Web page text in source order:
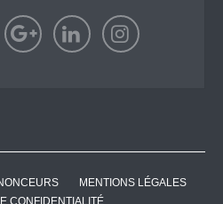
MENTIONS LÉGALES
CONFIDENTIALITÉ